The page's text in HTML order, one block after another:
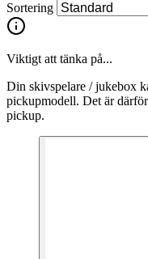
Sortering
Viktigt att tänka på...
Din skivspelare / jukebox
pickupmodell. Det är
pickup.